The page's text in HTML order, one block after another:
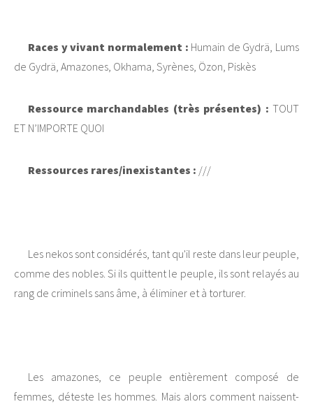
Races y vivant normalement : Humain de Gydrä, Lums
de Gydrä, Amazones, Okhama, Syrènes, Özon, Piskès
Ressource marchandables (très présentes) : TOUT
ET N’IMPORTE QUOI
Ressources rares/inexistantes : ///
Les nekos sont considérés, tant qu'il reste dans leur peuple,
comme des nobles. Si ils quittent le peuple, ils sont relayés au
rang de criminels sans âme, à éliminer et à torturer.
Les amazones, ce peuple entièrement composé de
femmes, déteste les hommes. Mais alors comment naissent-